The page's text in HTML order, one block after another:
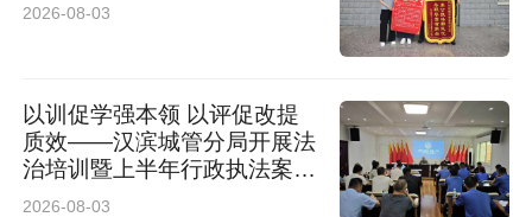
2026-08-03
以训促学强本领 以评促改提
质效——汉滨城管分局开展法
治培训暨上半年行政执法案卷
评查工作
2026-08-03